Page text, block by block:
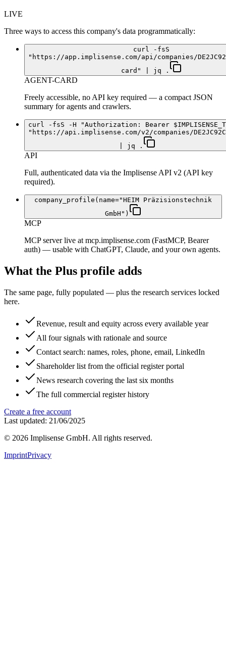
LIVE
Three ways to access this company's data programmatically:
curl -fsS
"https://app.implisense.com/api/companies/
card" | jq .
AGENT-CARD
Freely accessible, no API key required — a compact JSON
summary for agents and crawlers.
curl -fsS -H "Authorization: Bearer
"https://api.implisense.com/v2/companies/
| jq .
API
Full, authenticated data via the Implisense API v2 (API key
required).
company_profile(name="HEIM Präzisionstechnik
GmbH")
MCP
MCP server live at mcp.implisense.com (FastMCP, Bearer
auth) — usable with ChatGPT, Claude, and your own agents.
What the Plus profile adds
The same page, fully populated — plus the research services locked
here.
Revenue, result and equity across every available year
All four signals with rationale and source
Contact search: names, roles, phone, email, LinkedIn
Shareholder list from the official register portal
News research covering the last six months
The full commercial register history
Create a free account
Last updated: 21/06/2025
© 2026 Implisense GmbH. All rights reserved.
ImprintPrivacy